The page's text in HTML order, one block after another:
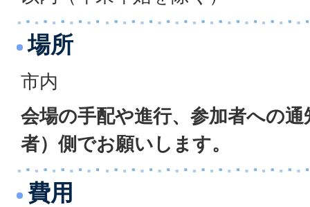
場所
市内
会場の手配や進行、参加者への
者）側でお願いします。
費用